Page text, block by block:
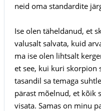
neid oma standardite
Ise olen täheldanud, et
valusalt salvata, kuid
ma ise olen lihtsalt
et see, kui kuri skorpion
tasandil sa temaga
pärast mõelnud, et kõik
visata. Samas on minu